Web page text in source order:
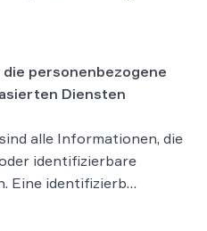
personenbezogene
Diensten
alle Informationen, die
identifizierbare
Eine identifizierb…